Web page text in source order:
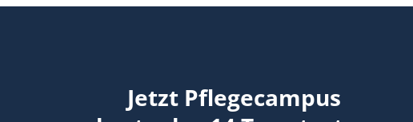
Jetzt Pflegecampus